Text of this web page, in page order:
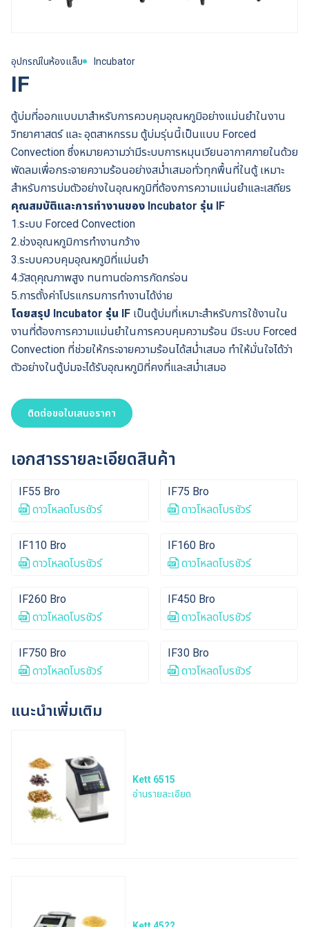
อุปกรณ์ในห้องแล็บ Incubator
IF
ตู้บ่มที่ออกแบบมาสำหรับการควบคุมอุณหภูมิอย่างแม่นยำในงาน
วิทยาศาสตร์ และ อุตสาหกรรม ตู้บ่มรุ่นนี้เป็นแบบ Forced
Convection ซึ่งหมายความว่ามีระบบการหมุนเวียนอากาศภายในด้วย
พัดลมเพื่อกระจายความร้อนอย่างสม่ำเสมอทั่วทุกพื้นที่ในตู้ เหมาะ
สำหรับการบ่มตัวอย่างในอุณหภูมิที่ต้องการความแม่นยำและเสถียร
คุณสมบัติและการทำงานของ Incubator รุ่น IF
1.ระบบ Forced Convection
2.ช่วงอุณหภูมิการทำงานกว้าง
3.ระบบควบคุมอุณหภูมิที่แม่นยำ
4.วัสดุคุณภาพสูง ทนทานต่อการกัดกร่อน
5.การตั้งค่าโปรแกรมการทำงานได้ง่าย
โดยสรุป Incubator รุ่น IF เป็นตู้บ่มที่เหมาะสำหรับการใช้งานใน
งานที่ต้องการความแม่นยำในการควบคุมความร้อน มีระบบ Forced
Convection ที่ช่วยให้กระจายความร้อนได้สม่ำเสมอ ทำให้มั่นใจได้ว่า
ตัวอย่างในตู้บ่มจะได้รับอุณหภูมิที่คงที่และสม่ำเสมอ
ติดต่อขอใบเสนอราคา
เอกสารรายละเอียดสินค้า
IF55 Bro
ดาวโหลดโบรชัวร์
IF75 Bro
ดาวโหลดโบรชัวร์
IF110 Bro
ดาวโหลดโบรชัวร์
IF160 Bro
ดาวโหลดโบรชัวร์
IF260 Bro
ดาวโหลดโบรชัวร์
IF450 Bro
ดาวโหลดโบรชัวร์
IF750 Bro
ดาวโหลดโบรชัวร์
IF30 Bro
ดาวโหลดโบรชัวร์
แนะนำเพิ่มเติม
Kett 6515
อ่านรายละเอียด